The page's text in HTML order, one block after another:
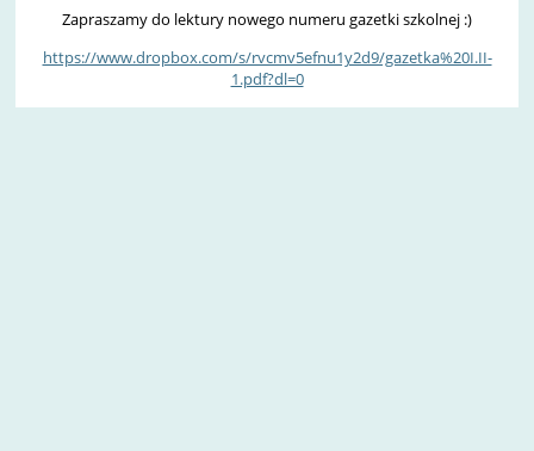
Zapraszamy do lektury nowego numeru gazetki szkolnej :)
https://www.dropbox.com/s/rvcmv5efnu1y2d9/gazetka%20I.II-
1.pdf?dl=0